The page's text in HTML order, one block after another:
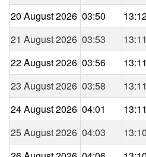
20 August 2026 03:50
21 August 2026 03:53 13:11
22 August 2026 03:56 13:11
23 August 2026 03:58 13:11
24 August 2026 04:01 13:11
25 August 2026 04:03 13:10